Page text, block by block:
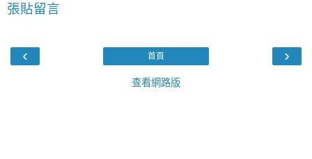
張貼留言
‹ ›
首頁
查看網路版